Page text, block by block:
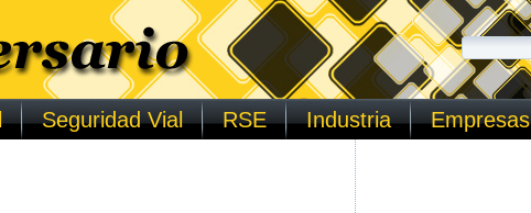
Seguridad Vial RSE Industria Empresas